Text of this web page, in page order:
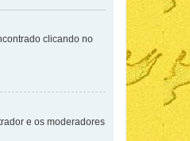
clicando no
e os moderadores